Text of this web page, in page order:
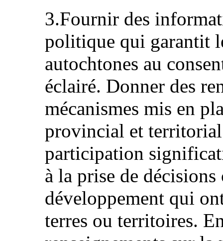
3.Fournir des
politique qui garantit
autochtones au
éclairé. Donner des
mécanismes mis en
provincial et
participation
à la prise de
développement qui
terres ou territoires.